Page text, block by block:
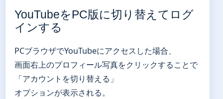
YouTubeをPC版に切り替えてログ
インする
PCブラウザでYouTubeにアクセスした場合、
画面右上のプロフィール写真をクリックすることで
「アカウントを切り替える」
オプションが表示される。